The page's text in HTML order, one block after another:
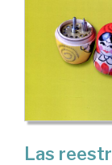
Las